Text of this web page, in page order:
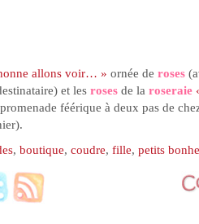
allons voir… » ornée de roses
et les roses de la roseraie
féérique à deux pas de
, boutique, coudre, fille, petits